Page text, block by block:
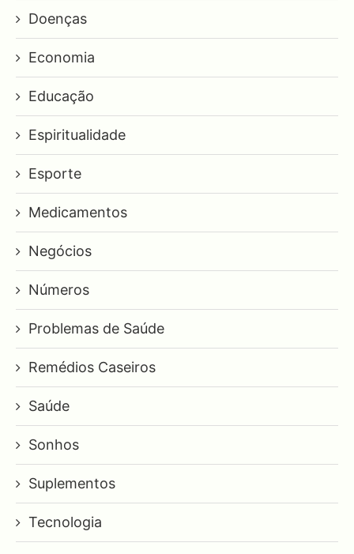
Doenças
Economia
Educação
Espiritualidade
Esporte
Medicamentos
Negócios
Números
Problemas de Saúde
Remédios Caseiros
Saúde
Sonhos
Suplementos
Tecnologia